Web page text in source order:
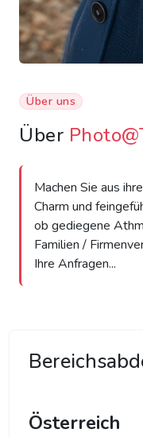
Über uns
Über
Machen Sie aus
Charm und
ob gediegene
Familien /
Ihre Anfragen...
Österreich